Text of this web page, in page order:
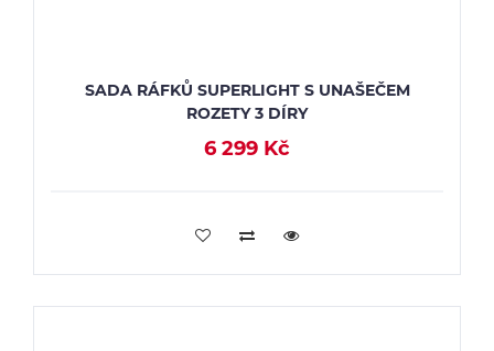
SADA RÁFKŮ SUPERLIGHT S UNAŠEČEM
ROZETY 3 DÍRY
6 299 Kč
PŘIDAT DO KOŠÍKU